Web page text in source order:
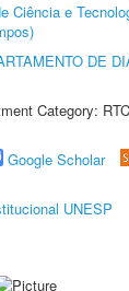
Ciência e
DE
Category:
Google Scholar
UNESP